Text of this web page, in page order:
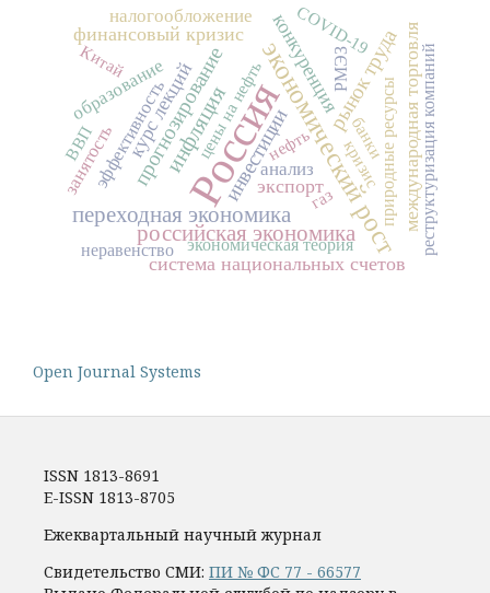
Россияэкономический рост
переходная экономика
инфляция
российская экономика
рынок труда
инвестиции
прогнозирование
система национальных счетов
финансовый кризис
курс лекций конкуренция
экспорт международная торговля
эффективность
образование
занятость
налогообложение
анализ
экономическая теория
Китай
природные ресурсыреструктуризация компаний
COVID-19
газ
кризис
неравенство
цены на нефтьнефть банки
РМЭЗ
ВВП
Open Journal Systems
ISSN 1813-8691
E-ISSN 1813-8705
Ежеквартальный научный журнал
Свидетельство СМИ: ПИ № ФС 77 - 66577